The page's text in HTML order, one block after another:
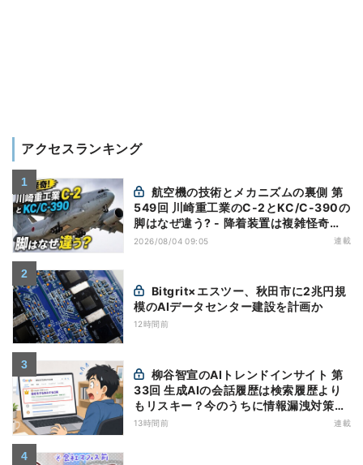
アクセスランキング
549回 川崎重工業のC-2とKC/C-390の
脚はなぜ違う? - 降着装置は複雑怪奇
(5)|軍用輸送機(10)
2026/08/04 09:05 連載
模のAIデータセンター建設を計画か
12時間前
33回 生成AIの会話履歴は検索履歴より
もリスキー？今のうちに情報漏洩対策を
万全にしておこう
13時間前 連載